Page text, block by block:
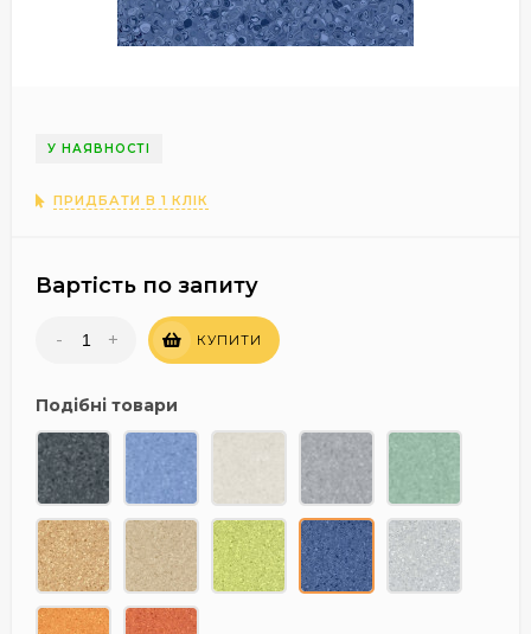
У НАЯВНОСТІ
ПРИДБАТИ В 1 КЛІК
Вартість по запиту
- + КУПИТИ
Подібні товари